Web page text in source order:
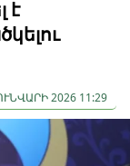
է
2026 11:29